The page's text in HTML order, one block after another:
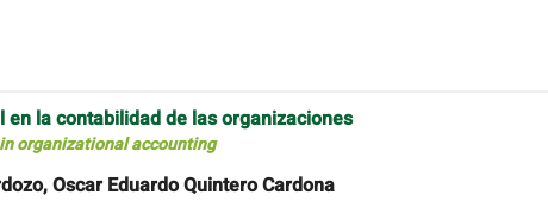
la contabilidad de las organizaciones
organizational accounting
Oscar Eduardo Quintero Cardona